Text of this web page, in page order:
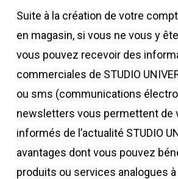
Suite à la création de votre
en magasin, si vous ne vous y
vous pouvez recevoir des
commerciales de STUDIO
ou sms (communications
newsletters vous permettent de
informés de l’actualité STUDIO
avantages dont vous pouvez
produits ou services analogues